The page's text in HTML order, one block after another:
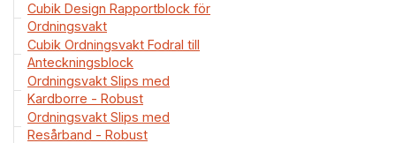
Cubik Design Rapportblock för
Ordningsvakt
Cubik Ordningsvakt Fodral till
Anteckningsblock
Ordningsvakt Slips med
Kardborre - Robust
Ordningsvakt Slips med
Resårband - Robust